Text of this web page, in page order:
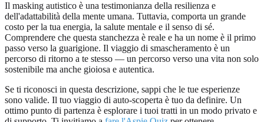
Il masking autistico è una testimonianza della resilienza e
dell'adattabilità della mente umana. Tuttavia, comporta un grande
costo per la tua energia, la salute mentale e il senso di sé.
Comprendere che questa stanchezza è reale e ha un nome è il primo
passo verso la guarigione. Il viaggio di smascheramento è un
percorso di ritorno a te stesso — un percorso verso una vita non solo
sostenibile ma anche gioiosa e autentica.
Se ti riconosci in questa descrizione, sappi che le tue esperienze
sono valide. Il tuo viaggio di auto-scoperta è tuo da definire. Un
ottimo punto di partenza è esplorare i tuoi tratti in un modo privato e